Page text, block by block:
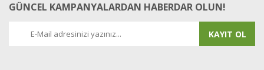
GÜNCEL KAMPANYALARDAN HABERDAR OLUN!
KAYIT OL